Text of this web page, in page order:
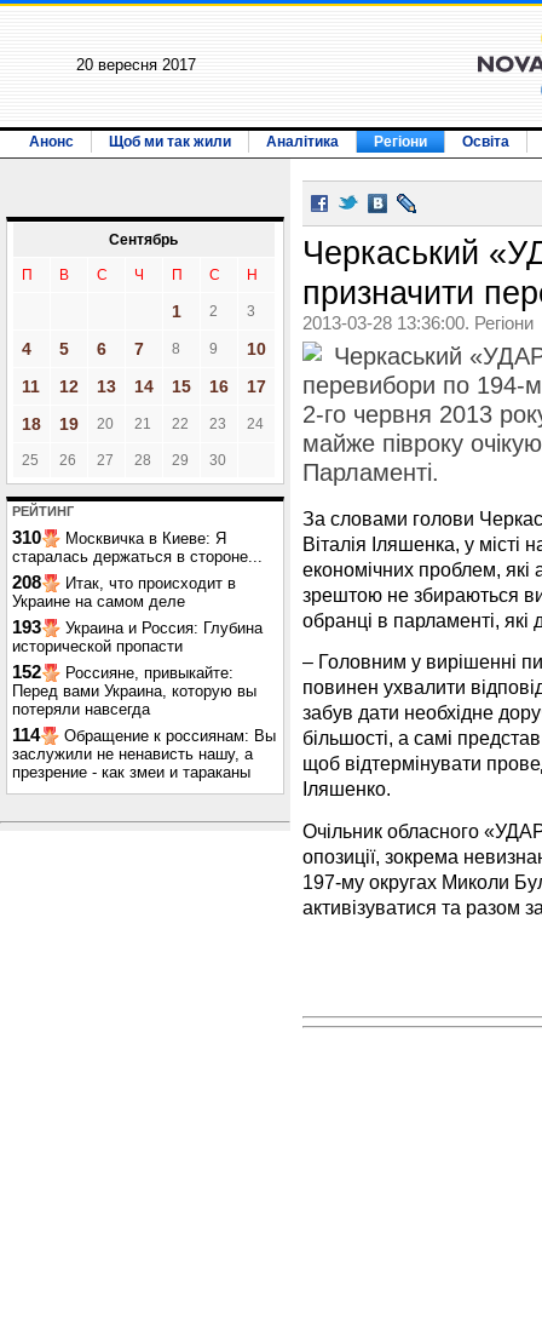
20 вересня 2017
Анонс Щоб ми так жили Аналітика Регіони Освіта
Сентябрь
П В С Ч П С Н
1 2 3
4 5 6 7 8 9
10
11
12 13 14 15 16
17
18
19 20 21 22 23 24
25 26 27 28 29 30
РЕЙТИНГ
310
Москвичка в Киеве: Я
старалась держаться в стороне...
208
Итак, что происходит в
Украине на самом деле
193
Украина и Россия: Глубина
исторической пропасти
152
Россияне, привыкайте:
Перед вами Украина, которую вы
потеряли навсегда
114
Обращение к россиянам: Вы
заслужили не ненависть нашу, а
презрение - как змеи и тараканы
Черкаський
призначити
2013-03-28 13:36:00. Регіони
Черкаський
перевибори по 194-
2-го червня 2013
майже півроку
Парламенті.
За словами голови
Віталія Іляшенка, у місті
економічних проблем, які
зрештою не збираються
обранці в парламенті,
– Головним у вирішенні
повинен ухвалити
забув дати необхідне
більшості, а самі
щоб відтермінувати
Іляшенко.
Очільник обласного
опозиції, зокрема
197-му округах Миколи
активізуватися та разом